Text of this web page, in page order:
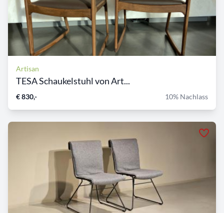
Artisan
TESA Schaukelstuhl von Art...
€ 830,- 10% Nachlass